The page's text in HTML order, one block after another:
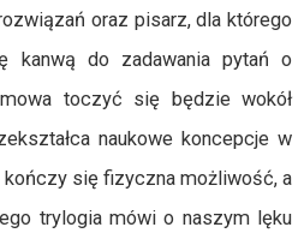
oraz pisarz, dla którego
kanwą do zadawania pytań o
toczyć się będzie wokół
naukowe koncepcje w
się fizyczna możliwość, a
trylogia mówi o naszym lęku